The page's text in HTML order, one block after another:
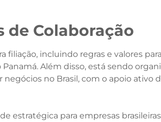
de Colaboração
filiação, incluindo regras e valores para
Além disso, está sendo
no Brasil, com o apoio ativo
estratégica para empresas